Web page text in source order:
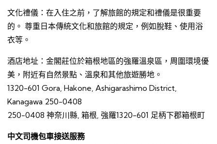
文化禮儀：在入住之前，了解旅館的規定和禮儀是很重要
的。 尊重日本傳統文化和旅館的規定，例如脫鞋、使用浴
衣等。
酒店地址：金閣莊位於箱根地區的強羅溫泉區，周圍環境優
美，附近有自然景點、溫泉和其他旅遊勝地。
1320-601 Gora, Hakone, Ashigarashimo District,
Kanagawa 250-0408
250-0408 神奈川縣, 箱根, 強羅1320-601 足柄下郡箱根町
中文司機包車接送服務